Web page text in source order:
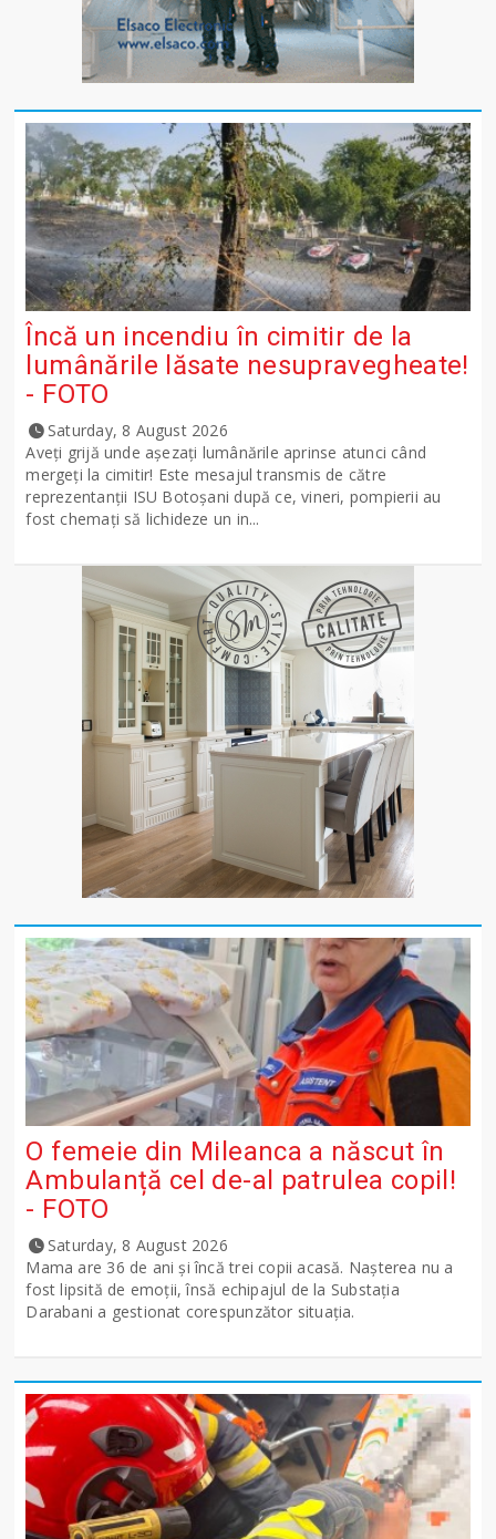
Încă un incendiu în cimitir de la
lumânările lăsate nesupravegheate!
- FOTO
Saturday, 8 August 2026
Aveți grijă unde așezați lumânările aprinse atunci când
mergeți la cimitir! Este mesajul transmis de către
reprezentanții ISU Botoșani după ce, vineri, pompierii au
fost chemați să lichideze un in...
O femeie din Mileanca a născut în
Ambulanță cel de-al patrulea copil!
- FOTO
Saturday, 8 August 2026
Mama are 36 de ani și încă trei copii acasă. Nașterea nu a
fost lipsită de emoții, însă echipajul de la Substația
Darabani a gestionat corespunzător situația.